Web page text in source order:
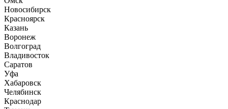
Новосибирск
Красноярск
Казань
Воронеж
Волгоград
Владивосток
Саратов
Уфа
Хабаровск
Челябинск
Краснодар